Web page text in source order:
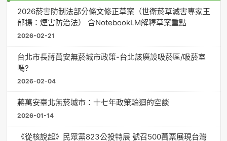
2026菸害防制法部分條文修正草案（世衛菸草減害專家王
郁揚：煙害防治法） 含NotebookLM解釋草案重點
2026-02-21
台北市長蔣萬安無菸城市政策-台北該廣設吸菸區/吸菸室
嗎?
2026-02-04
蔣萬安臺北無菸城市：十七年政策輪迴的空談
2026-01-14
《從核說起》民眾黨823公投特展 號召500萬票展現台灣